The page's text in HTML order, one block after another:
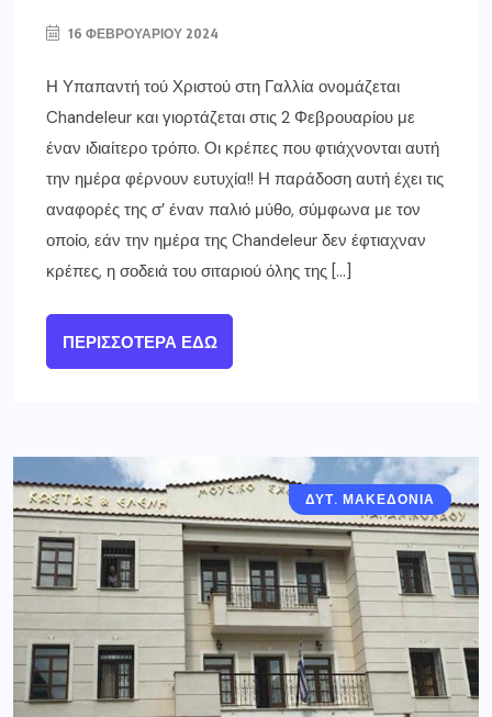
16 ΦΕΒΡΟΥΑΡΊΟΥ 2024
Η Υπαπαντή τού Χριστού στη Γαλλία ονομάζεται
Chandeleur και γιορτάζεται στις 2 Φεβρουαρίου με
έναν ιδιαίτερο τρόπο. Οι κρέπες που φτιάχνονται αυτή
την ημέρα φέρνουν ευτυχία!! Η παράδοση αυτή έχει τις
αναφορές της σ’ έναν παλιό μύθο, σύμφωνα με τον
οποίο, εάν την ημέρα της Chandeleur δεν έφτιαχναν
κρέπες, η σοδειά του σιταριού όλης της […]
ΠΕΡΙΣΣΌΤΕΡΑ ΕΔΏ
ΔΥΤ. ΜΑΚΕΔΟΝΙΑ